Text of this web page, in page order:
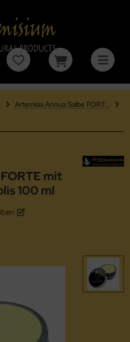
Artemisia Annua Salbe FORTE mit Ringelblume und Propolis
mit
100 ml
BINGEN